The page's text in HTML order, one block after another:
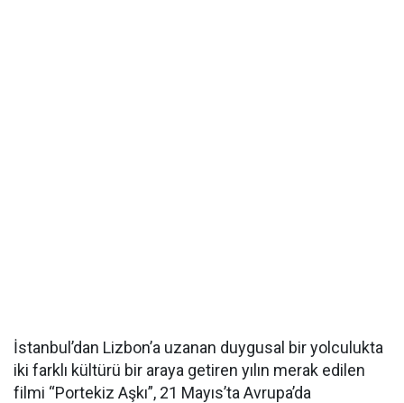
İstanbul’dan Lizbon’a uzanan duygusal bir yolculukta
iki farklı kültürü bir araya getiren yılın merak edilen
filmi “Portekiz Aşkı”, 21 Mayıs’ta Avrupa’da